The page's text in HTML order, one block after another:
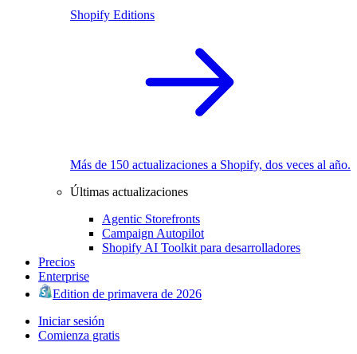
Shopify Editions
Más de 150 actualizaciones a Shopify, dos veces al año.
Últimas actualizaciones
Agentic Storefronts
Campaign Autopilot
Shopify AI Toolkit para desarrolladores
Precios
Enterprise
Edition de primavera de 2026
Iniciar sesión
Comienza gratis